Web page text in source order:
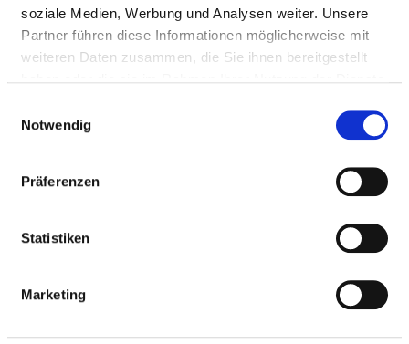
soziale Medien, Werbung und Analysen weiter. Unsere
Partner führen diese Informationen möglicherweise mit
weiteren Daten zusammen, die Sie ihnen bereitgestellt
Notwendig
Präferenzen
Statistiken
Marketing
Anfahrt
http://www.ukgm.de
Teilstationäre Fallzahl: 2.272